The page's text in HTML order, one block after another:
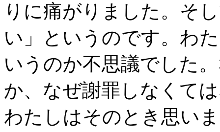
りに痛がりました。そ
い」というのです。わ
いうのか不思議でした
か、なぜ謝罪しなくて
わたしはそのとき思い